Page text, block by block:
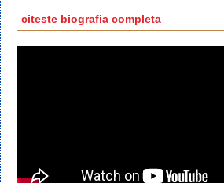
citeste biografia completa